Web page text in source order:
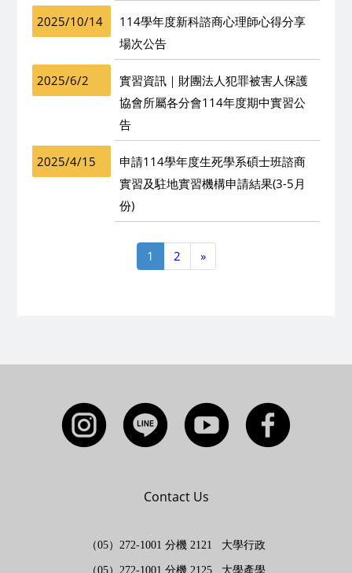
2025/10/14
114學年度新科諮商心理師心得分享
場次公告
2025/6/2
實習資訊｜財團法人犯罪被害人保護
協會所屬各分會114年度期中實習公
告
2025/4/15
申請114學年度生死學系碩士班諮商
實習及駐地實習機構申請結果(3-5月
份)
1 2 »
Contact Us
（05）272-1001 分機 2121 大學行政
（05）272-1001 分機 2125 大學產學